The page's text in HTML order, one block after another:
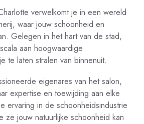
verwelkomt je in een wereld
waar jouw schoonheid en
Gelegen in het hart van de stad,
aan hoogwaardige
te laten stralen van binnenuit.
eigenares van het salon,
expertise en toewijding aan elke
ervaring in de schoonheidsindustrie
ze jouw natuurlijke schoonheid kan